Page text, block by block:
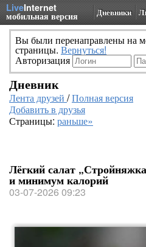
LiveInternet
мобильная версия Дневники
Вы были перенаправлены на
страницы. Вернуться!
Авторизация
Дневник
Лента друзей /Полная версия
Добавить в друзья
Страницы: раньше»
Лёгкий салат
и минимум калорий
03-07-2026 09:23